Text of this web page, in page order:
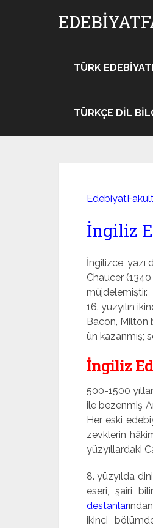
TÜRK EDEBIYATI
TÜRKÇE DIL
İngiliz
İngilizce, yazı
Chaucer (1340
müjdelemiştir.
16. yüzyılın
Bacon, Milton
ün kazanmış;
İngiliz
500-1500
ile bezenmiş
Her eski
zevklerin
yüzyıllardaki
8. yüzyılda
eseri, şairi
destanlar
ikinci